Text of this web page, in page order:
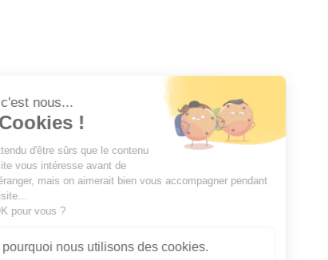
Salut c'est nous...
les Cookies !
On a attendu d'être sûrs que le contenu
de ce site vous intéresse avant de
vous déranger, mais on aimerait bien vous accompagner pendant
C'est OK pour vous ?
Voici pourquoi nous utilisons des cookies.